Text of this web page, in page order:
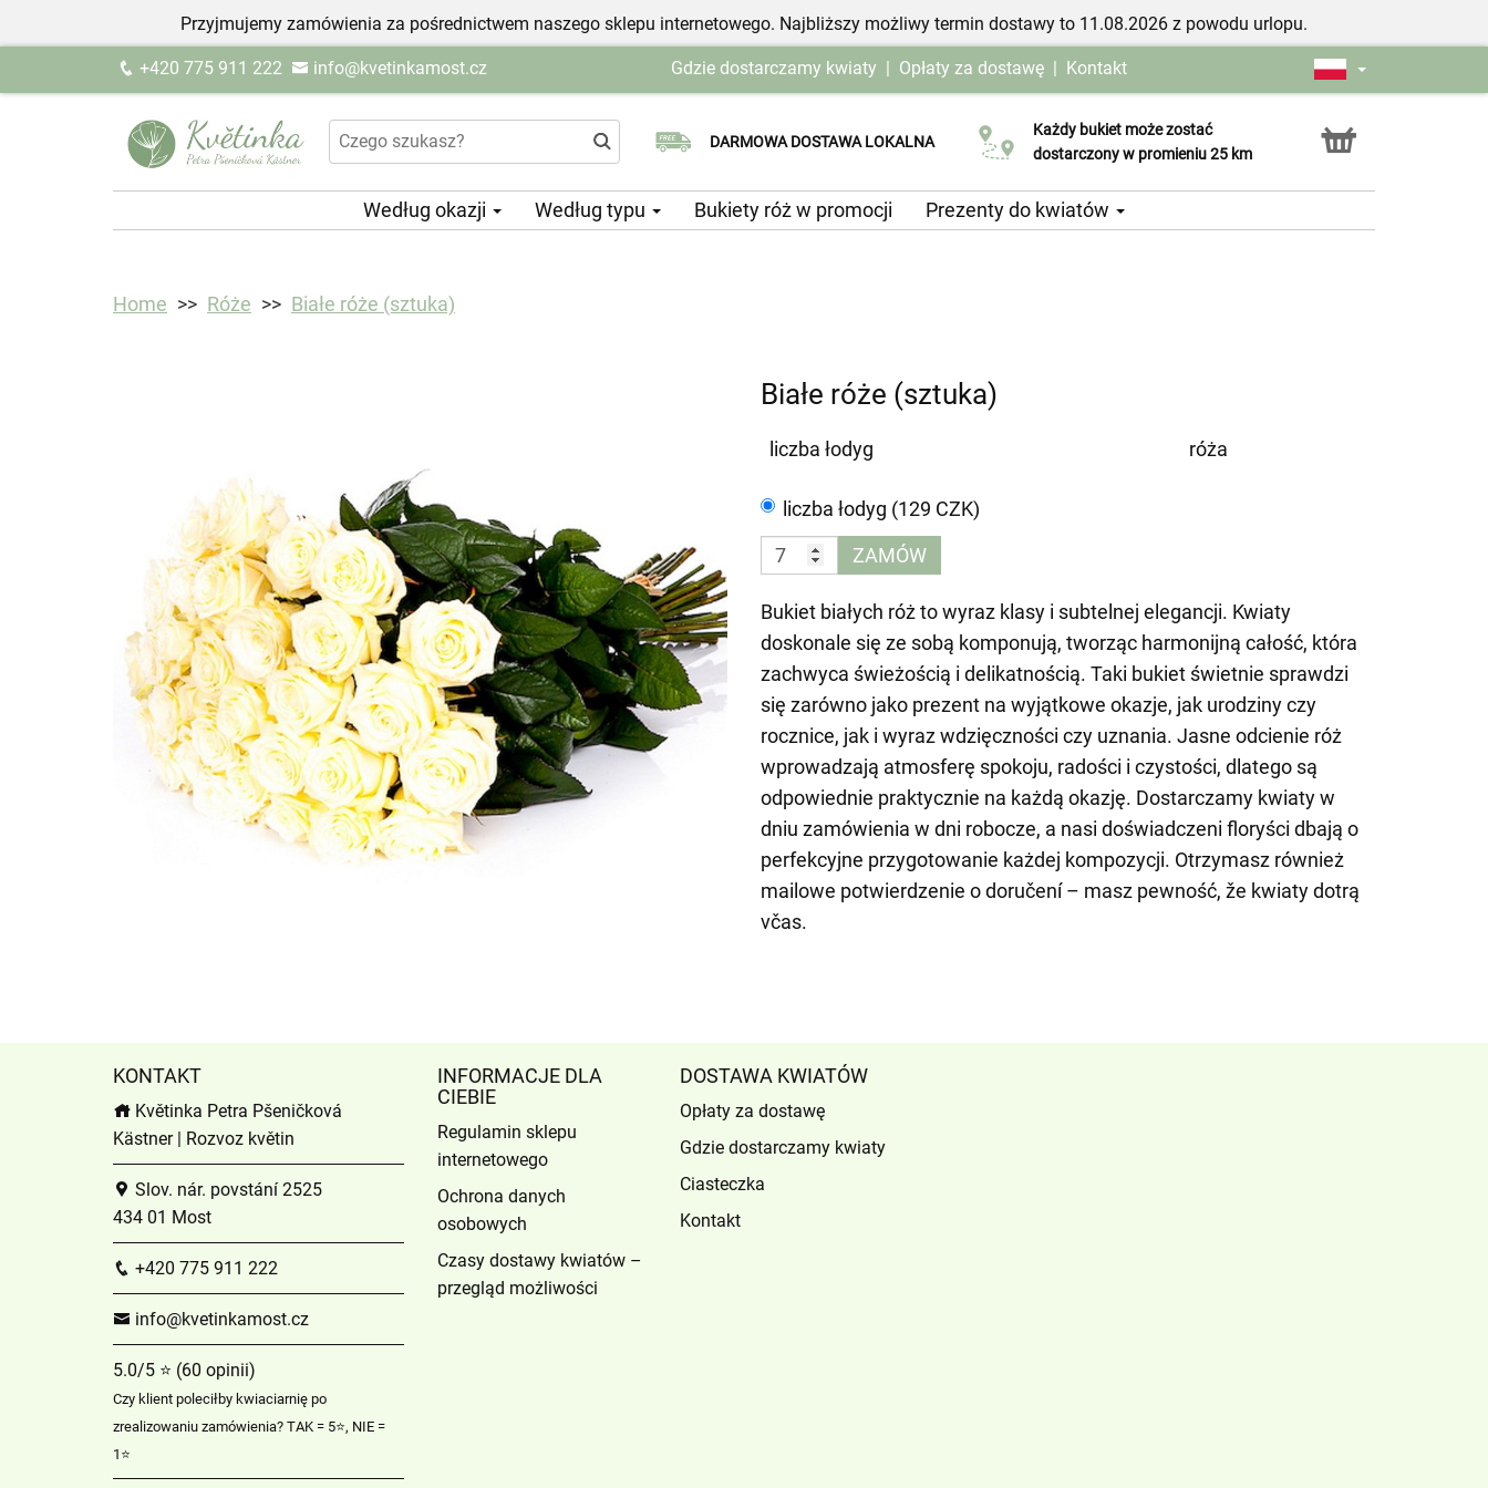
Przyjmujemy zamówienia za pośrednictwem naszego sklepu internetowego. Najbliższy możliwy termin dostawy to 11.08.2026 z powodu urlopu.
+420 775 911 222 info@kvetinkamost.cz Gdzie dostarczamy kwiaty | Opłaty za dostawę | Kontakt
DARMOWA DOSTAWA LOKALNA
Wybierz datę dostawy
Każdy bukiet może zostać
dostarczony w promieniu 25 km
Usługa Click & Collect
Według okazji Według typu Bukiety róż w promocji Prezenty do kwiatów
Home Róże Białe róże (sztuka)
Białe róże (sztuka)
liczba łodyg róża
liczba łodyg (129 CZK)
ZAMÓW
Bukiet białych róż to wyraz klasy i subtelnej elegancji. Kwiaty
doskonale się ze sobą komponują, tworząc harmonijną całość, która
zachwyca świeżością i delikatnością. Taki bukiet świetnie sprawdzi
się zarówno jako prezent na wyjątkowe okazje, jak urodziny czy
rocznice, jak i wyraz wdzięczności czy uznania. Jasne odcienie róż
wprowadzają atmosferę spokoju, radości i czystości, dlatego są
odpowiednie praktycznie na każdą okazję. Dostarczamy kwiaty w
dniu zamówienia w dni robocze, a nasi doświadczeni floryści dbają o
perfekcyjne przygotowanie każdej kompozycji. Otrzymasz również
mailowe potwierdzenie o doručení – masz pewność, že kwiaty dotrą
včas.
KONTAKT
Květinka Petra Pšeničková
Kästner | Rozvoz květin
Slov. nár. povstání 2525
434 01 Most
+420 775 911 222
info@kvetinkamost.cz
5.0/5 ⭐ (60 opinii)
Czy klient poleciłby kwiaciarnię po
zrealizowaniu zamówienia? TAK = 5⭐, NIE =
1⭐
INFORMACJE DLA
CIEBIE
Regulamin sklepu
internetowego
Ochrona danych
osobowych
Czasy dostawy kwiatów –
przegląd możliwości
DOSTAWA KWIATÓW
Opłaty za dostawę
Gdzie dostarczamy kwiaty
Ciasteczka
Kontakt